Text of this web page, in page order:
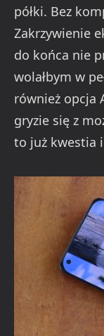
półki. Bez
Zakrzywienie
do końca nie
wolałbym w
również opcja
gryzie się z
to już kwestia